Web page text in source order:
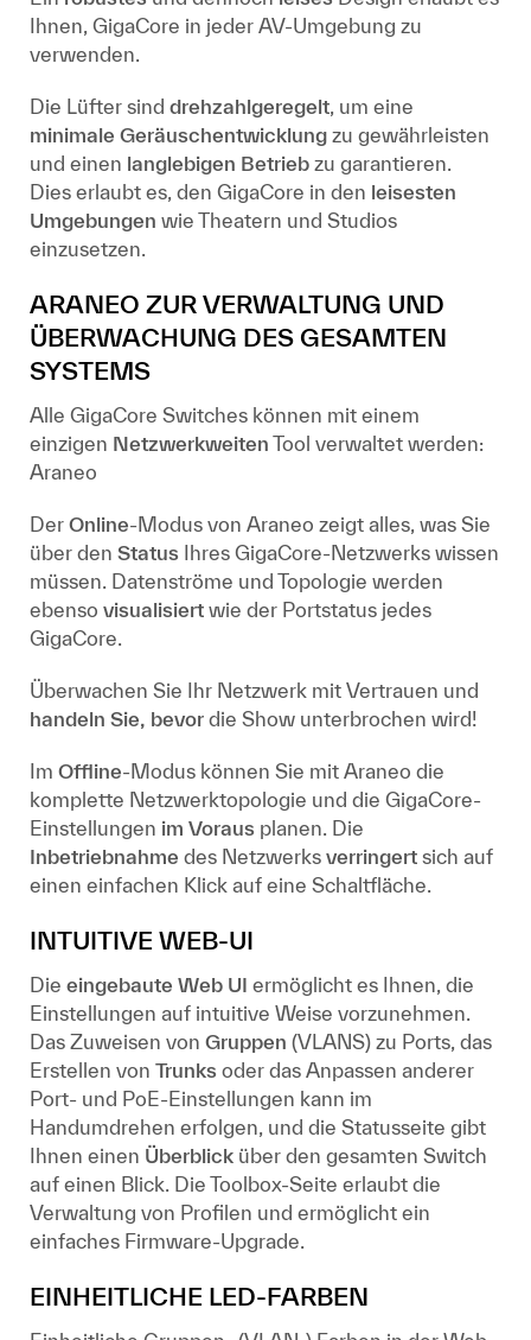
Ihnen, GigaCore in jeder AV-Umgebung zu
verwenden.
Die Lüfter sind drehzahlgeregelt, um eine
minimale Geräuschentwicklung zu gewährleisten
und einen langlebigen Betrieb zu garantieren.
Dies erlaubt es, den GigaCore in den leisesten
Umgebungen wie Theatern und Studios
einzusetzen.
ARANEO ZUR VERWALTUNG UND
ÜBERWACHUNG DES GESAMTEN
SYSTEMS
Alle GigaCore Switches können mit einem
einzigen Netzwerkweiten Tool verwaltet werden:
Araneo
Der Online-Modus von Araneo zeigt alles, was Sie
über den Status Ihres GigaCore-Netzwerks wissen
müssen. Datenströme und Topologie werden
ebenso visualisiert wie der Portstatus jedes
GigaCore.
Überwachen Sie Ihr Netzwerk mit Vertrauen und
handeln Sie, bevor die Show unterbrochen wird!
Im Offline-Modus können Sie mit Araneo die
komplette Netzwerktopologie und die GigaCore-
Einstellungen im Voraus planen. Die
Inbetriebnahme des Netzwerks verringert sich auf
einen einfachen Klick auf eine Schaltfläche.
INTUITIVE WEB-UI
Die eingebaute Web UI ermöglicht es Ihnen, die
Einstellungen auf intuitive Weise vorzunehmen.
Das Zuweisen von Gruppen (VLANS) zu Ports, das
Erstellen von Trunks oder das Anpassen anderer
Port- und PoE-Einstellungen kann im
Handumdrehen erfolgen, und die Statusseite gibt
Ihnen einen Überblick über den gesamten Switch
auf einen Blick. Die Toolbox-Seite erlaubt die
Verwaltung von Profilen und ermöglicht ein
einfaches Firmware-Upgrade.
EINHEITLICHE LED-FARBEN